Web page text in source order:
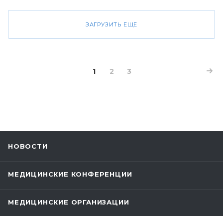
ЗАГРУЗИТЬ ЕЩЕ
1 2 3
НОВОСТИ
МЕДИЦИНСКИЕ КОНФЕРЕНЦИИ
МЕДИЦИНСКИЕ ОРГАНИЗАЦИИ